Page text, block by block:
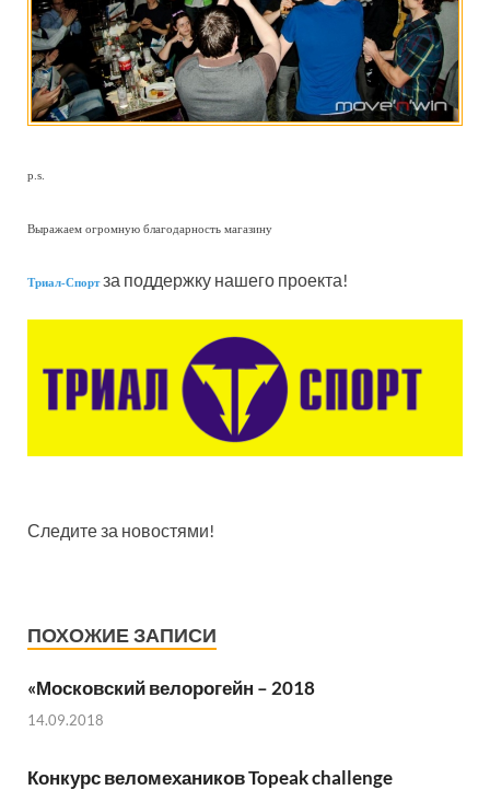
p.s.
Выражаем огромную благодарность магазину
Триал-Спортза поддержку нашего проекта!
Следите за новостями!
ПОХОЖИЕ ЗАПИСИ
«Московский велорогейн – 2018
14.09.2018
Конкурс веломехаников Topeak challenge